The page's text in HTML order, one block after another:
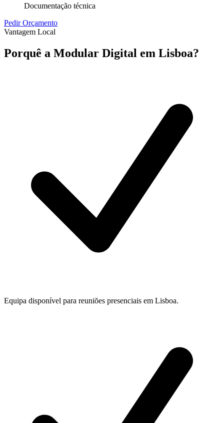
Documentação técnica
Pedir Orçamento
Vantagem Local
Porquê a Modular Digital em Lisboa?
Equipa disponível para reuniões presenciais em Lisboa.